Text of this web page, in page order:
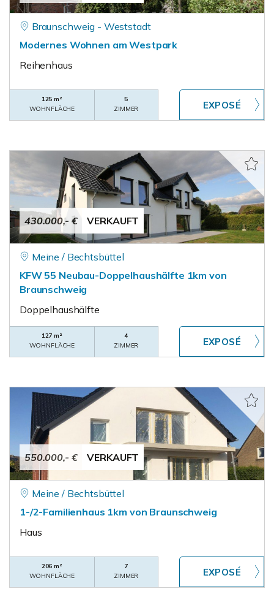
Braunschweig - Weststadt
Modernes Wohnen am Westpark
Reihenhaus
125 m²
WOHNFLÄCHE
5
ZIMMER
430.000,- € VERKAUFT
Meine / Bechtsbüttel
KFW 55 Neubau-Doppelhaushälfte 1km von
Braunschweig
Doppelhaushälfte
127 m²
WOHNFLÄCHE
4
ZIMMER
550.000,- € VERKAUFT
Meine / Bechtsbüttel
1-/2-Familienhaus 1km von Braunschweig
Haus
206 m²
WOHNFLÄCHE
7
ZIMMER